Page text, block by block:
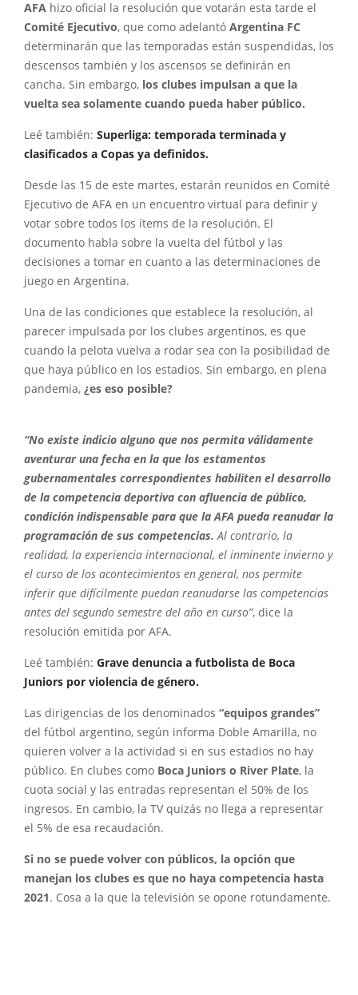
AFA hizo oficial la resolución que votarán esta tarde el
Comité Ejecutivo, que como adelantó Argentina FC
determinarán que las temporadas están suspendidas, los
descensos también y los ascensos se definirán en
cancha. Sin embargo, los clubes impulsan a que la
vuelta sea solamente cuando pueda haber público.
Leé también: Superliga: temporada terminada y
clasificados a Copas ya definidos.
Desde las 15 de este martes, estarán reunidos en Comité
Ejecutivo de AFA en un encuentro virtual para definir y
votar sobre todos los ítems de la resolución. El
documento habla sobre la vuelta del fútbol y las
decisiones a tomar en cuanto a las determinaciones de
juego en Argentina.
Una de las condiciones que establece la resolución, al
parecer impulsada por los clubes argentinos, es que
cuando la pelota vuelva a rodar sea con la posibilidad de
que haya público en los estadios. Sin embargo, en plena
pandemia, ¿es eso posible?
“No existe indicio alguno que nos permita válidamente
aventurar una fecha en la que los estamentos
gubernamentales correspondientes habiliten el desarrollo
de la competencia deportiva con afluencia de público,
condición indispensable para que la AFA pueda reanudar la
programación de sus competencias.Al contrario, la
realidad, la experiencia internacional, el inminente invierno y
el curso de los acontecimientos en general, nos permite
inferir que difícilmente puedan reanudarse las competencias
antes del segundo semestre del año en curso”, dice la
resolución emitida por AFA.
Leé también: Grave denuncia a futbolista de Boca
Juniors por violencia de género.
Las dirigencias de los denominados “equipos grandes”
del fútbol argentino, según informa Doble Amarilla, no
quieren volver a la actividad si en sus estadios no hay
público. En clubes como Boca Juniors o River Plate, la
cuota social y las entradas representan el 50% de los
ingresos. En cambio, la TV quizás no llega a representar
el 5% de esa recaudación.
Si no se puede volver con públicos, la opción que
manejan los clubes es que no haya competencia hasta
2021. Cosa a la que la televisión se opone rotundamente.